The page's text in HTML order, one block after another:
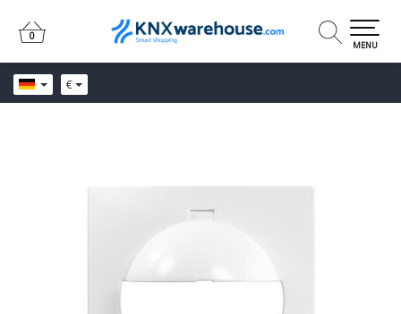
€
0
0
MENU